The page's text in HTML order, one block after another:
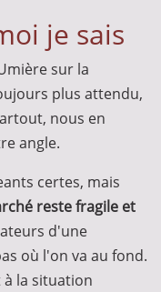
je sais
sur la
plus attendu,
nous en
angle.
certes, mais
reste fragile et
d'une
où l'on va au fond.
à la situation